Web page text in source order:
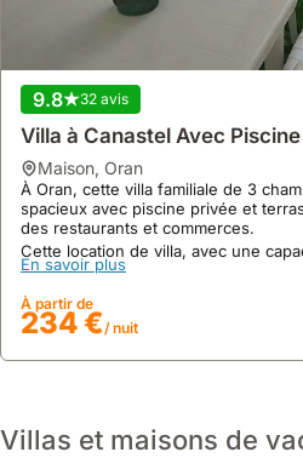
Aucun avis
Villa Luxe & Spa Avec
maison,Oran
Dans un quartier paisible d'Oran,
proximité des attractions principales.
Cette location de villa de 5 chambres
personnes, offrant un cadre intime
aménagés pour un confort optimal.
En savoir plus
9.8 32 avis
Villa à Canastel Avec
maison, Oran
À Oran, cette villa familiale de 3
spacieux avec piscine privée et
des restaurants et commerces.
Cette location de villa, avec une
dispose d'une cuisine équipée, de la
En savoir plus
À partir de
234 €/ nuit
Villas et maisons de